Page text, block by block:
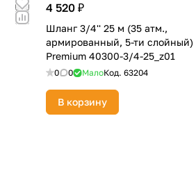
4 520 ₽
Шланг 3/4'' 25 м (35 атм.,
армированный, 5-ти слойный)
Premium 40300-3/4-25_z01
0 0 МалоКод. 63204
В корзину